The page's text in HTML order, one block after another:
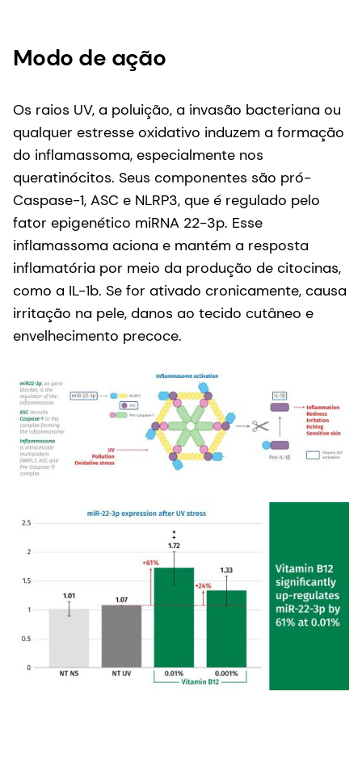
Modo de ação
Os raios UV, a poluição, a invasão bacteriana ou
qualquer estresse oxidativo induzem a formação
do inflamassoma, especialmente nos
queratinócitos. Seus componentes são pró-
Caspase-1, ASC e NLRP3, que é regulado pelo
fator epigenético miRNA 22-3p. Esse
inflamassoma aciona e mantém a resposta
inflamatória por meio da produção de citocinas,
como a IL-1b. Se for ativado cronicamente, causa
irritação na pele, danos ao tecido cutâneo e
envelhecimento precoce.